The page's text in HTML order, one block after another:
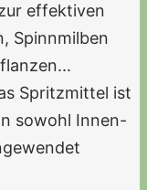
effektiven
Spinnmilben
Spritzmittel ist
sowohl Innen-